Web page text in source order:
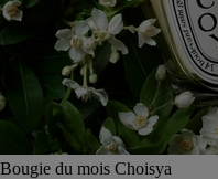
Bougie du mois Choisya